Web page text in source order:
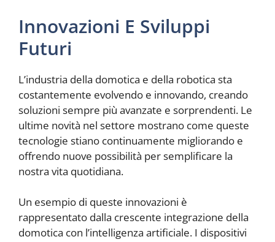
Innovazioni E Sviluppi
Futuri
L’industria della domotica e della robotica sta
costantemente evolvendo e innovando, creando
soluzioni sempre più avanzate e sorprendenti. Le
ultime novità nel settore mostrano come queste
tecnologie stiano continuamente migliorando e
offrendo nuove possibilità per semplificare la
nostra vita quotidiana.
Un esempio di queste innovazioni è
rappresentato dalla crescente integrazione della
domotica con l’intelligenza artificiale. I dispositivi